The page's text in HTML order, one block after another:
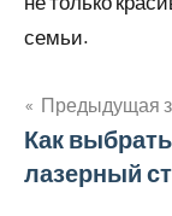
семьи.
по
Предыдущая
Как
лазерный